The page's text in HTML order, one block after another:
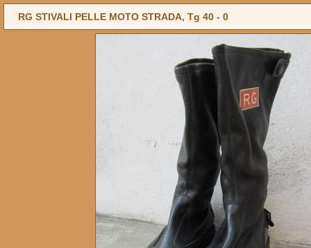
RG STIVALI PELLE MOTO STRADA, Tg 40 - 0